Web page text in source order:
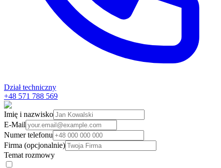
Dział techniczny
+48 571 788 569
Imię i nazwisko
E-Mail
Numer telefonu
Firma (opcjonalnie)
Temat rozmowy